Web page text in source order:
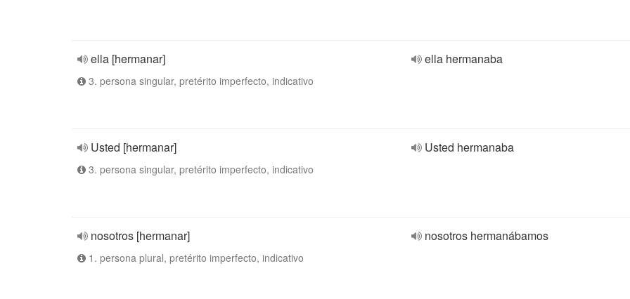
ella [hermanar]
3. persona singular, pretérito imperfecto, indicativo
ella hermanaba
Usted [hermanar]
3. persona singular, pretérito imperfecto, indicativo
Usted hermanaba
nosotros [hermanar]
1. persona plural, pretérito imperfecto, indicativo
nosotros hermanábamos